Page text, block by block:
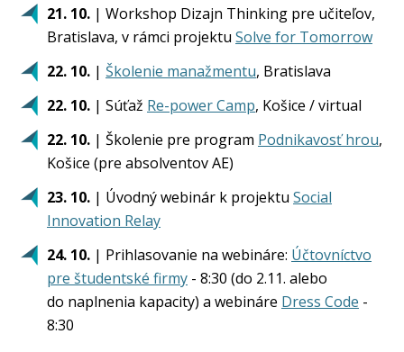
21. 10. | Workshop Dizajn Thinking pre učiteľov,
Bratislava, v rámci projektu Solve for Tomorrow
22. 10. | Školenie manažmentu, Bratislava
22. 10. | Súťaž Re-power Camp, Košice / virtual
22. 10. | Školenie pre program Podnikavosť hrou,
Košice (pre absolventov AE)
23. 10. | Úvodný webinár k projektu Social
Innovation Relay
24. 10. | Prihlasovanie na webináre: Účtovníctvo
pre študentské firmy - 8:30 (do 2.11. alebo
do naplnenia kapacity) a webináre Dress Code -
8:30